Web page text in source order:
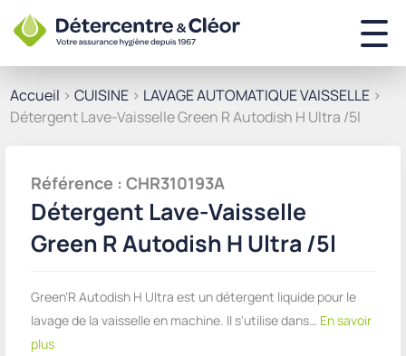
Accueil > CUISINE > LAVAGE AUTOMATIQUE VAISSELLE >
Détergent Lave-Vaisselle Green R Autodish H Ultra /5l
Référence : CHR310193A
Détergent Lave-Vaisselle
Green R Autodish H Ultra /5l
Green'R Autodish H Ultra est un détergent liquide pour le
lavage de la vaisselle en machine. Il s'utilise dans… En savoir
plus